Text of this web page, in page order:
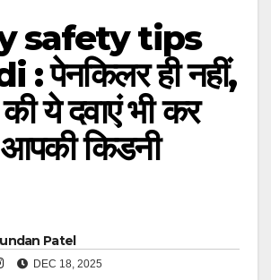
safety tips
पेनकिलर ही नहीं,
ये दवाएं भी कर
किडनी
Patel
DEC 18, 2025